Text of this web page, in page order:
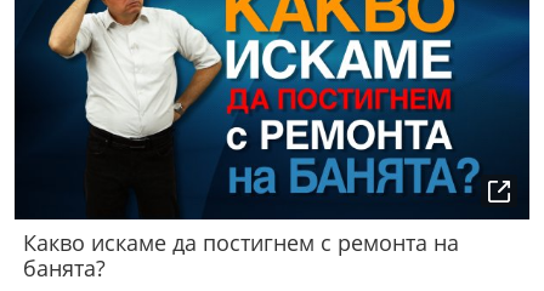
Какво искаме да постигнем с ремонта на
банята?